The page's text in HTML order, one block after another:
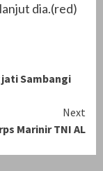
dia.(red)
Sambangi
Next
Marinir TNI AL